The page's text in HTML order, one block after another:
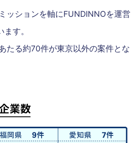
ッションを軸にFUNDINNOを運営
す。
たる約70件が東京以外の案件とな